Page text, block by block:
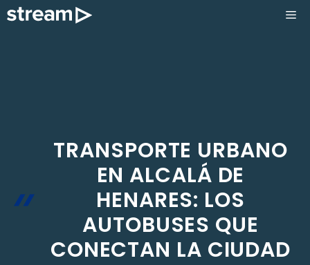
Saltar
TRANSPORTE URBANO
EN ALCALÁ DE
HENARES: LOS
AUTOBUSES QUE
CONECTAN LA CIUDAD